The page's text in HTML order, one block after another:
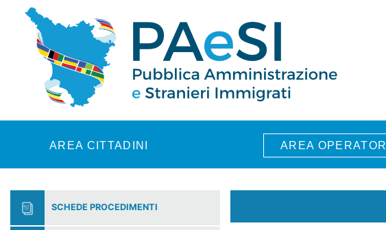
Skip to main content
AREA CITTADINI AREA OPERATORI
SCHEDE PROCEDIMENTI